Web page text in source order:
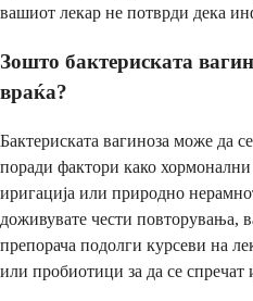
вашиот лекар не потврди дека
Зошто бактериската
враќа?
Бактериската вагиноза може да
поради фактори како
иригација или природно
доживувате чести повторувања,
препорача подолги курсеви на
или пробиотици за да се спречат